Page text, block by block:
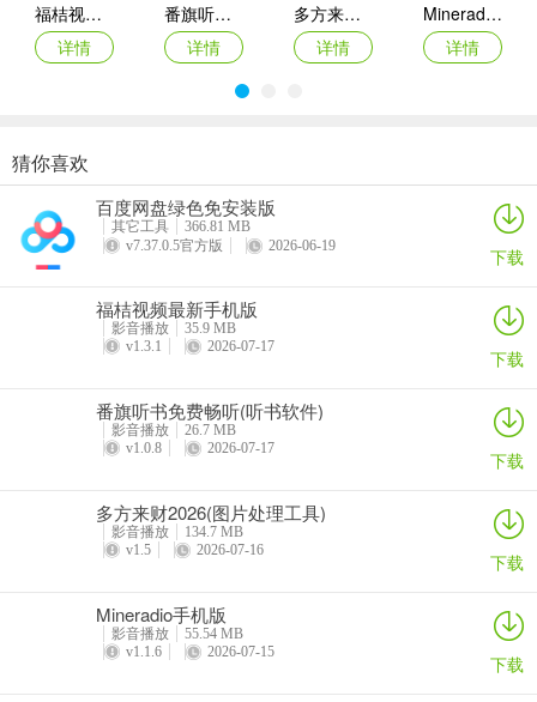
剧。
问：新版有什么特性？
福桔视频最新手机版
详情
番旗听书免费畅听(听书软件)
详情
多方来财2026(图片处理工具)
详情
Mineradio手机版
详情
人人剧场
详情
吃鸡录屏app
详情
人人影视tv客户端
4K视频
猜你喜欢
百度网盘绿色免安装版
其它工具
366.81 MB
v7.37.0.5官方版
2026-06-19 下载
福桔视频最新手机版
影音播放
35.9 MB
v1.3.1
2026-07-17 下载
番旗听书免费畅听(听书软件)
影音播放
26.7 MB
v1.0.8
2026-07-17 下载
多方来财2026(图片处理工具)
影音播放
134.7 MB
v1.5
2026-07-16 下载
Mineradio手机版
影音播放
55.54 MB
v1.1.6
2026-07-15 下载